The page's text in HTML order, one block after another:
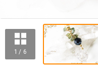
1 / 6